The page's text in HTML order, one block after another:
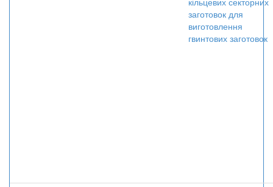
заготовок для
виготовлення
гвинтових заготовок